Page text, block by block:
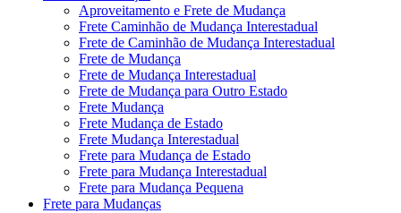
Aproveitamento e Frete de Mudança
Frete Caminhão de Mudança Interestadual
Frete de Caminhão de Mudança Interestadual
Frete de Mudança
Frete de Mudança Interestadual
Frete de Mudança para Outro Estado
Frete Mudança
Frete Mudança de Estado
Frete Mudança Interestadual
Frete para Mudança de Estado
Frete para Mudança Interestadual
Frete para Mudança Pequena
Frete para Mudanças